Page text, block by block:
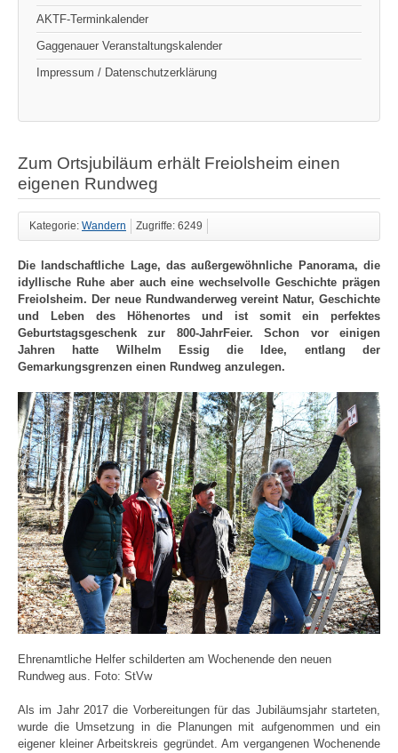
AKTF-Terminkalender
Gaggenauer Veranstaltungskalender
Impressum / Datenschutzerklärung
Zum Ortsjubiläum erhält Freiolsheim einen
eigenen Rundweg
Kategorie: Wandern Zugriffe: 6249
Die landschaftliche Lage, das außergewöhnliche Panorama, die
idyllische Ruhe aber auch eine wechselvolle Geschichte prägen
Freiolsheim. Der neue Rundwanderweg vereint Natur, Geschichte
und Leben des Höhenortes und ist somit ein perfektes
Geburtstagsgeschenk zur 800-JahrFeier. Schon vor einigen
Jahren hatte Wilhelm Essig die Idee, entlang der
Gemarkungsgrenzen einen Rundweg anzulegen.
Ehrenamtliche Helfer schilderten am Wochenende den neuen
Rundweg aus. Foto: StVw
Als im Jahr 2017 die Vorbereitungen für das Jubiläumsjahr starteten,
wurde die Umsetzung in die Planungen mit aufgenommen und ein
eigener kleiner Arbeitskreis gegründet. Am vergangenen Wochenende